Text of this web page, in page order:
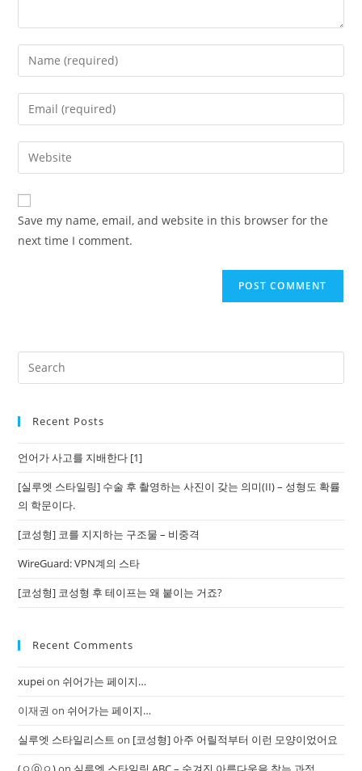
Enter
your
name
comment
Enter
your
email
address
comment
Enter
your
website
URL
(optional)
Save my name, email, and website in this browser for the
next time I comment.
Recent Posts
언어가 사고를 지배한다 [1]
[실루엣 스타일링] 수술 후 촬영하는 사진이 갖는 의미(II) – 성형도 확률
의 학문이다.
[코성형] 코를 지지하는 구조물 – 비중격
WireGuard: VPN계의 스타
[코성형] 코성형 후 테이프는 왜 붙이는 거죠?
Recent Comments
xupeion 쉬어가는 페이지…
이재권 on 쉬어가는 페이지…
실루엣 스타일리스트 on [코성형] 아주 어릴적부터 이런 모양이었어요